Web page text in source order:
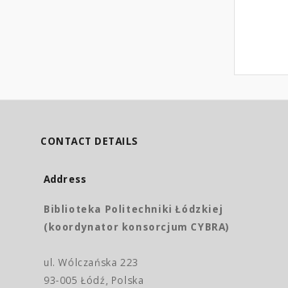
CONTACT DETAILS
Address
Biblioteka Politechniki Łódzkiej
(koordynator konsorcjum CYBRA)
ul. Wólczańska 223
93-005 Łódź, Polska